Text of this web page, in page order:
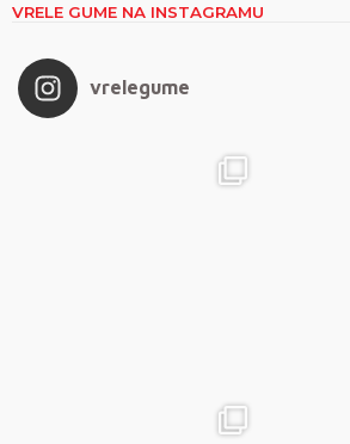
VRELE GUME NA INSTAGRAMU
vrelegume